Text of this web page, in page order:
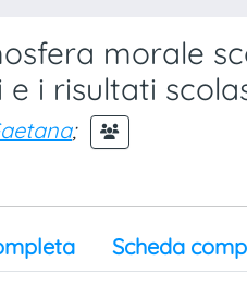
morale
e i risultati
;
Scheda